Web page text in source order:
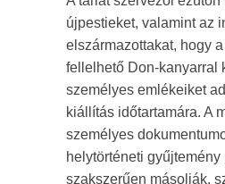
újpestieket, valamint az
elszármazottakat, hogy
fellelhető Don-kanyarral
személyes emlékeiket
kiállítás időtartamára. A
személyes
helytörténeti gyűjtemény
szakszerűen másolják,